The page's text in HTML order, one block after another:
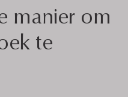
manier om
te